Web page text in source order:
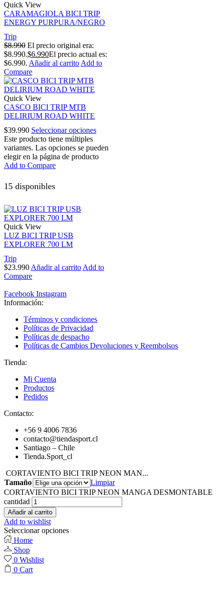
Quick View
CARAMAGIOLA BICI TRIP
ENERGY PURPURA/NEGRO
Trip
$8.990 El precio original era:
$8.990.$6.990El precio actual es:
$6.990. Añadir al carrito Add to
Compare
Quick View
CASCO BICI TRIP MTB
DELIRIUM ROAD WHITE
$39.990 Seleccionar opciones
Este producto tiene múltiples
variantes. Las opciones se pueden
elegir en la página de producto
Add to Compare
15 disponibles
Quick View
LUZ BICI TRIP USB
EXPLORER 700 LM
Trip
$23.990 Añadir al carrito Add to
Compare
Facebook Instagram
Información:
Términos y condiciones
Políticas de Privacidad
Políticas de despacho
Políticas de Cambios Devoluciones y Reembolsos
Tienda:
Mi Cuenta
Productos
Pedidos
Contacto:
+56 9 4006 7836
contacto@tiendasport.cl
Santiago – Chile
Tienda.Sport_cl
CORTAVIENTO BICI TRIP NEON MAN...
Tamaño
Limpiar
CORTAVIENTO BICI TRIP NEON MANGA DESMONTABLE
cantidad
Añadir al carrito
Add to wishlist
Seleccionar opciones
Home
Shop
0 Wishlist
0 Cart